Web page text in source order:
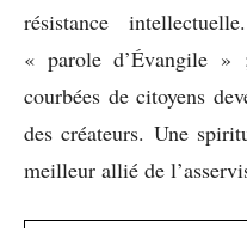
résistance
« parole d’Évangile
courbées de citoyens
des créateurs. Une
meilleur allié de